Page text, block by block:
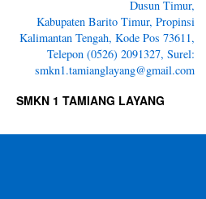
Dusun Timur,
Kabupaten Barito Timur, Propinsi
Kalimantan Tengah, Kode Pos 73611,
Telepon (0526) 2091327, Surel:
smkn1.tamianglayang@gmail.com
SMKN 1 TAMIANG LAYANG